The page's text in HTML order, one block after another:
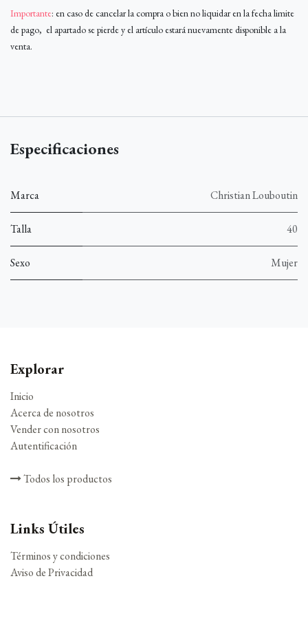
Importante: en caso de cancelar la compra o bien no liquidar en la fecha limite
de pago, el apartado se pierde y el artículo estará nuevamente disponible a la
venta.
Especificaciones
Marca Christian Louboutin
Talla 40
Sexo Mujer
Explorar
Inicio
Acerca de nosotros
Vender con nosotros
Autentificación
Todos los productos
Links Útiles
Términos y condiciones
Aviso de Privacidad